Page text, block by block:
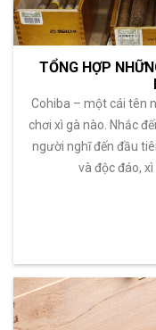
TỔNG HỢP
Cohiba – một cái tên
chơi xì gà nào. Nhắc
người nghĩ đến đầu
và độc đáo, xì